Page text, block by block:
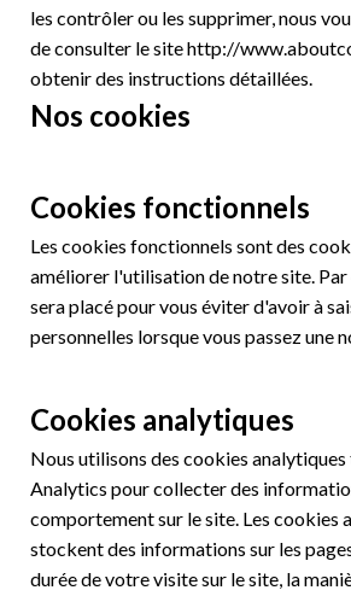
les contrôler ou les supprimer, nous
de consulter le site http://
obtenir des instructions détaillées.
Nos cookies
Cookies fonctionnels
Les cookies fonctionnels sont des
améliorer l'utilisation de notre site. Par
sera placé pour vous éviter d'avoir à
personnelles lorsque vous passez une
Cookies analytiques
Nous utilisons des cookies
Analytics pour collecter des
comportement sur le site. Les cookies
stockent des informations sur les
durée de votre visite sur le site, la